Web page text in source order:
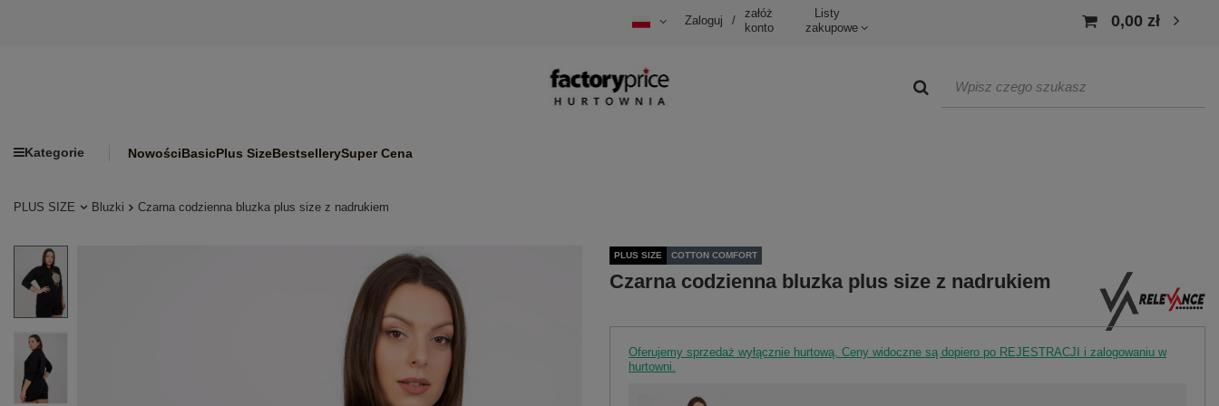
Zaloguj /
załóż
konto
Listy
zakupowe
0,00 zł
Kategorie NowościBasicPlus SizeBestsellerySuper Cena
PLUS SIZE Bluzki Czarna codzienna bluzka plus size z nadrukiem
PLUS SIZE COTTON COMFORT
Czarna codzienna bluzka plus size z nadrukiem
Oferujemy sprzedaż wyłącznie hurtową. Ceny widoczne są dopiero po REJESTRACJI i zalogowaniu w
hurtowni.